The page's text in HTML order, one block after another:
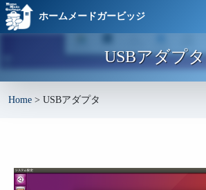
ホームメードガービッジ
USBアダプタ
Home > USBアダプタ